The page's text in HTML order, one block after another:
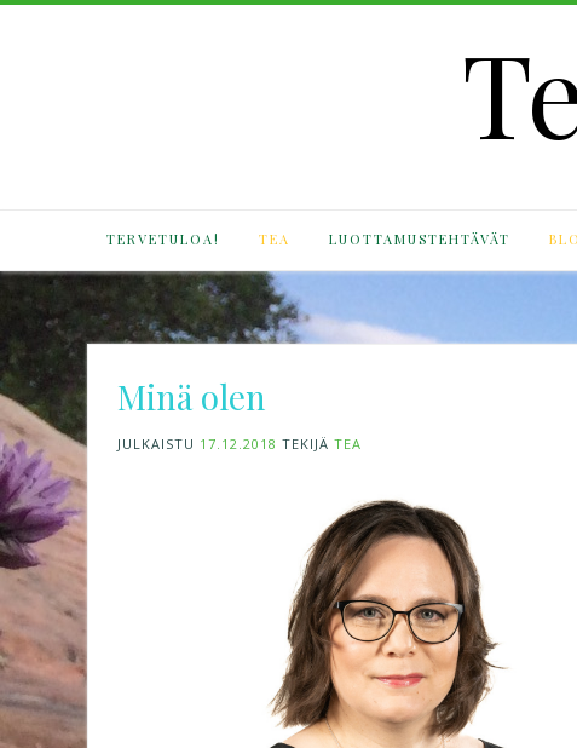
Skip
TERVETULOA! TEA LUOTTAMUSTEHTÄVÄT
Minä olen
JULKAISTU 17.12.2018 TEKIJÄ TEA